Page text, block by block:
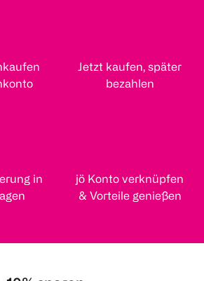
Jetzt kaufen, später
bezahlen
in
jö Konto verknüpfen
& Vorteile genießen